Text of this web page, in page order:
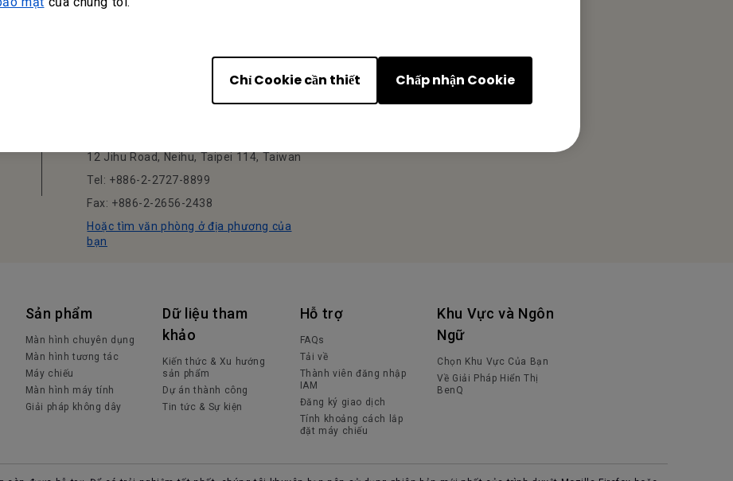
Chỉ Cookie cần thiết Chấp nhận Cookie
12 Jihu Road, Neihu, Taipei 114, Taiwan
Tel: +886-2-2727-8899
Fax: +886-2-2656-2438
Hoặc tìm văn phòng ở địa phương của
bạn
Sản phẩm
Màn hình chuyên dụng
Màn hình tương tác
Máy chiếu
Màn hình máy tính
Giải pháp không dây
Dữ liệu tham
khảo
Kiến thức & Xu hướng
sản phẩm
Dự án thành công
Tin tức & Sự kiện
Hỗ trợ
FAQs
Tải về
Thành viên đăng nhập
IAM
Đăng ký giao dịch
Tính khoảng cách lắp
đặt máy chiếu
Khu Vực và Ngôn
Ngữ
Chọn Khu Vực Của Bạn
Về Giải Pháp Hiển Thị
BenQ